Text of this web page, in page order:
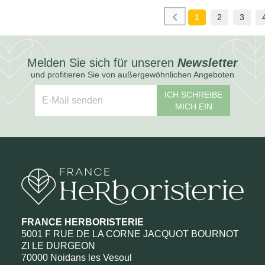
1 2 3
Melden Sie sich für unseren Newsletter
und profitieren Sie von außergewöhnlichen Angeboten
ICH SCHREIBE
MICH EIN
FRANCE HERBORISTERIE
5001 F RUE DE LA CORNE JACQUOT BOURNOT
ZI LE DURGEON
70000 Noidans les Vesoul